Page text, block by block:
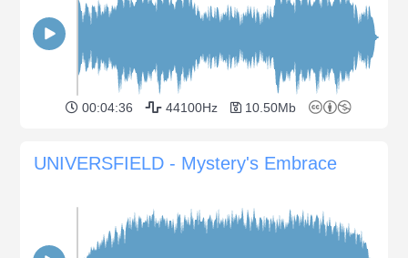
00:04:36 44100Hz 10.50Mb
UNIVERSFIELD - Mystery's Embrace